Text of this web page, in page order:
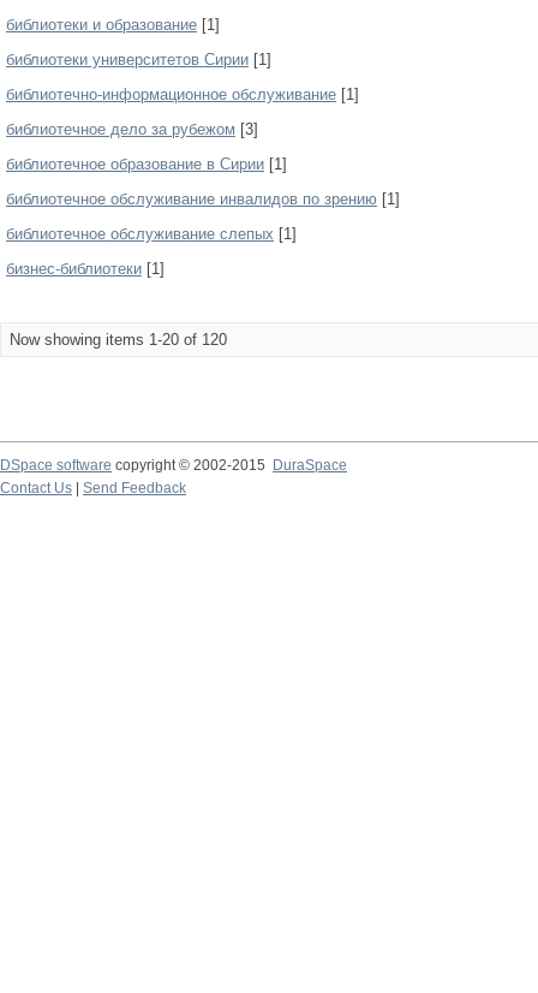
библиотеки и образование [1]
библиотеки университетов Сирии [1]
библиотечно-информационное обслуживание [1]
библиотечное дело за рубежом [3]
библиотечное образование в Сирии [1]
библиотечное обслуживание инвалидов по зрению [1]
библиотечное обслуживание слепых [1]
бизнес-библиотеки [1]
Now showing items 1-20 of 120
DSpace software copyright © 2002-2015
DuraSpace
Contact Us
Send Feedback